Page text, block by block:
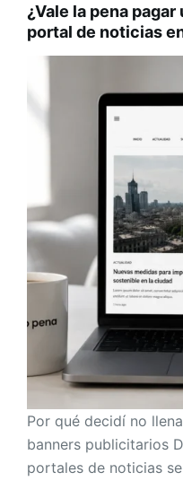
¿Vale la pena
portal de noticias
Por qué decidí no
banners publicitarios
portales de noticias